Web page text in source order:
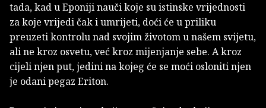
tada, kad u Eponiji nauči koje su istinske vrijednosti
za koje vrijedi čak i umrijeti, doći će u priliku
preuzeti kontrolu nad svojim životom u našem svijetu,
ali ne kroz osvetu, već kroz mijenjanje sebe. A kroz
cijeli njen put, jedini na kojeg će se moći osloniti njen
je odani pegaz Eriton.